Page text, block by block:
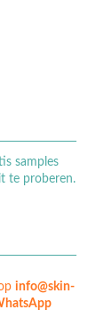
samples
te proberen.
info@skin-